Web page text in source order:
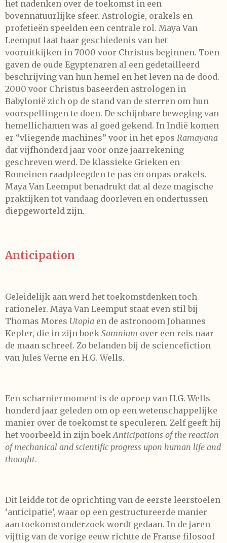
het nadenken over de toekomst in een
bovennatuurlijke sfeer. Astrologie, orakels en
profetieën speelden een centrale rol. Maya Van
Leemput laat haar geschiedenis van het
vooruitkijken in 7000 voor Christus beginnen. Toen
gaven de oude Egyptenaren al een gedetailleerd
beschrijving van hun hemel en het leven na de dood.
2000 voor Christus baseerden astrologen in
Babylonië zich op de stand van de sterren om hun
voorspellingen te doen. De schijnbare beweging van
hemellichamen was al goed gekend. In Indië komen
er “vliegende machines” voor in het epos Ramayana
dat vijfhonderd jaar voor onze jaarrekening
geschreven werd. De klassieke Grieken en
Romeinen raadpleegden te pas en onpas orakels.
Maya Van Leemput benadrukt dat al deze magische
praktijken tot vandaag doorleven en ondertussen
diepgeworteld zijn.
Anticipation
Geleidelijk aan werd het toekomstdenken toch
rationeler. Maya Van Leemput staat even stil bij
Thomas Mores Utopia en de astronoom Johannes
Kepler, die in zijn boek Somnium over een reis naar
de maan schreef. Zo belanden bij de sciencefiction
van Jules Verne en H.G. Wells.
Een scharniermoment is de oproep van H.G. Wells
honderd jaar geleden om op een wetenschappelijke
manier over de toekomst te speculeren. Zelf geeft hij
het voorbeeld in zijn boekAnticipations of the reaction
of mechanical and scientific progress upon human life and
thought.
Dit leidde tot de oprichting van de eerste leerstoelen
‘anticipatie’, waar op een gestructureerde manier
aan toekomstonderzoek wordt gedaan. In de jaren
vijftig van de vorige eeuw richtte de Franse filosoof